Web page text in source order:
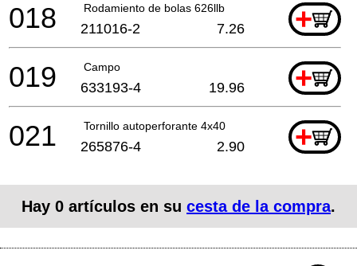
Rodamiento de bolas 626llb +
018 211016-2 7.26
Campo +
019 633193-4 19.96
Tornillo autoperforante 4x40 +
021 265876-4 2.90
Hay 0 artículos en su cesta de la compra.